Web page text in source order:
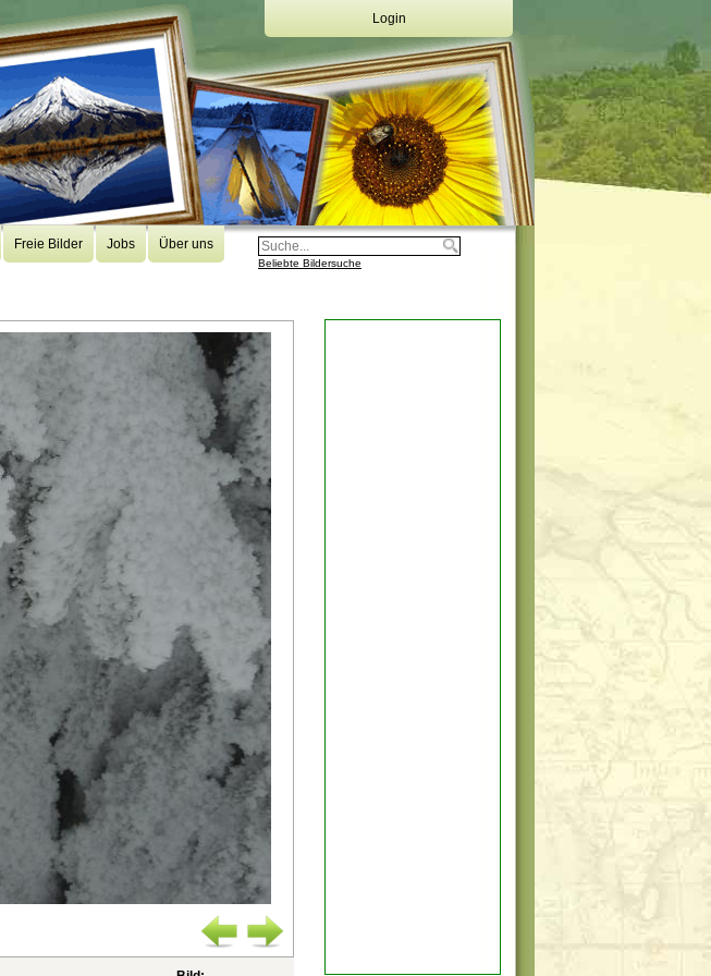
Login
Deine Emailadresse:
Dein Passwort:
Login
Registrierung
Freie Bilder Jobs Über uns
Beliebte Bildersuche